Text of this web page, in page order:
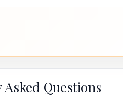
Questions